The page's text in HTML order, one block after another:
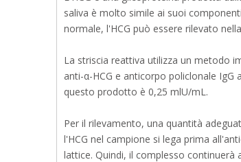
saliva è molto simile ai suoi
normale, l'HCG può essere rilevato
La striscia reattiva utilizza un metodo
anti-α-HCG e anticorpo policlonale
questo prodotto è 0,25 mlU/mL.
Per il rilevamento, una quantità
l'HCG nel campione si lega prima
lattice. Quindi, il complesso continuerà